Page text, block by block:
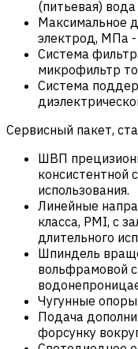
(питьевая) вода
Максимальное
электрод, МПа -
Система
микрофильтр
Система
Сервисный пакет,
ШВП
консистентной
использования.
Линейные
класса, PMI, с
длительного
Шпиндель
вольфрамовой
Чугунные опоры
Подача
форсунку